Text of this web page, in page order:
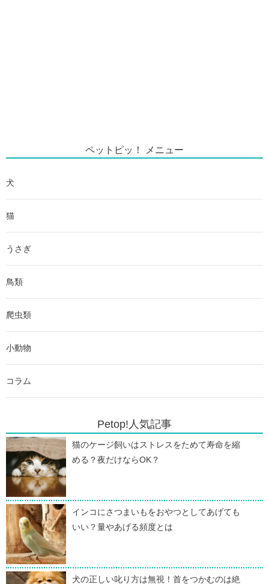
ペットピッ！ メニュー
犬
猫
うさぎ
鳥類
爬虫類
小動物
コラム
Petop!人気記事
猫のケージ飼いはストレスをためて寿命を縮
める？夜だけならOK？
インコにさつまいもをおやつとしてあげても
いい？量やあげる頻度とは
犬の正しい叱り方は無視！首をつかむのは絶